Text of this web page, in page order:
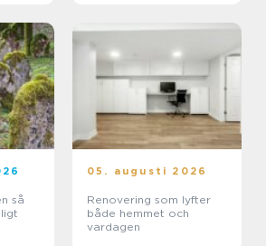
05. augusti 2026
Renovering som lyfter
både hemmet och
vardagen